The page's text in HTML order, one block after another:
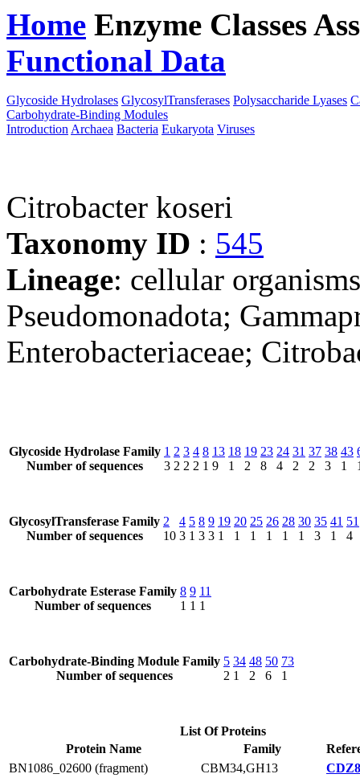
Home Enzyme Classes
Functional Data
Glycoside Hydrolases GlycosylTransferases Polysaccharide Lyases
Carbohydrate-Binding Modules
Introduction Archaea Bacteria Eukaryota Viruses
Citrobacter koseri
Taxonomy ID : 545
Lineage: cellular
Pseudomonadota;
Enterobacteriaceae;
Glycoside Hydrolase Family
Number of sequences
1
3
2
2
3
2
4
2
8
1
13
9
18
1
19
2
23
8
24
4
31
2
37
2
38
3
43
1
GlycosylTransferase Family
Number of sequences
2
10
4
3
5
1
8
3
9
3
19
1
20
1
25
1
26
1
28
1
30
1
35
3
41
1
51
4
Carbohydrate Esterase Family
Number of sequences
8
1
9
1
11
1
Carbohydrate-Binding Module Family
Number of sequences
5
2
34
1
48
2
50
6
73
1
List Of Proteins
Protein Name
Family
BN1086_02600 (fragment)
CBM34,GH13